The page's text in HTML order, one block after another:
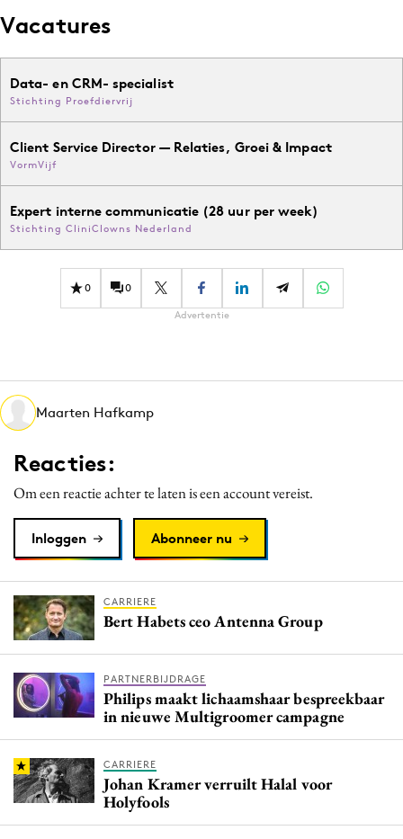
Vacatures
Data- en CRM- specialist
Stichting Proefdiervrij
Client Service Director — Relaties, Groei & Impact
VormVijf
Expert interne communicatie (28 uur per week)
Stichting CliniClowns Nederland
0 0
Advertentie
Maarten Hafkamp
Reacties:
Om een reactie achter te laten is een account vereist.
Inloggen Abonneer nu
CARRIERE
Bert Habets ceo Antenna Group
PARTNERBIJDRAGE
Philips maakt lichaamshaar bespreekbaar
in nieuwe Multigroomer campagne
CARRIERE
Johan Kramer verruilt Halal voor
Holyfools